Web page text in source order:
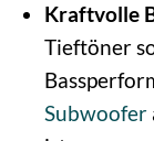
Kraftvolle
Tieftöner
Subwoofer